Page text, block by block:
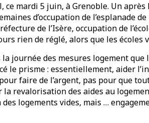
mardi 5 juin, à Grenoble. Un
d’occupation de l’esplanade
de l’Isère, occupation de
rien de réglé, alors que les écoles
journée des mesures logement que
le prisme : essentiellement, aider
faire de l’argent, pas pour que
la revalorisation des aides au
logements vides, mais …